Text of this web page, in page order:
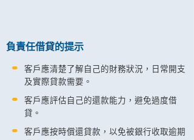
負責任借貸的提示
客戶應清楚了解自己的財務狀況，日常開支
及實際貸款需要。
客戶應評估自己的還款能力，避免過度借
貸。
客戶應按時償還貸款，以免被銀行收取逾期